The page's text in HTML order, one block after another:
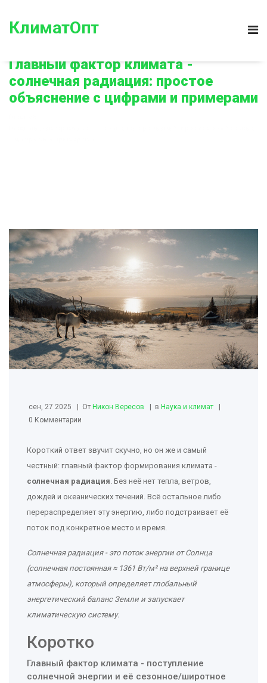
КлиматОпт
Главный фактор климата -
солнечная радиация: простое
объяснение с цифрами и примерами
сен, 27 2025 От Никон Вересов в Наука и климат
0 Комментарии
Короткий ответ звучит скучно, но он же и самый
честный: главный фактор формирования климата -
солнечная радиация. Без неё нет тепла, ветров,
дождей и океанических течений. Всё остальное либо
перераспределяет эту энергию, либо подстраивает её
поток под конкретное место и время.
Солнечная радиация- это поток энергии от Солнца
(солнечная постоянная ≈ 1361 Вт/м² на верхней границе
атмосферы), который определяет глобальный
энергетический баланс Земли и запускает
климатическую систему.
Коротко
Главный фактор климата - поступление
солнечной энергии и её сезонное/широтное